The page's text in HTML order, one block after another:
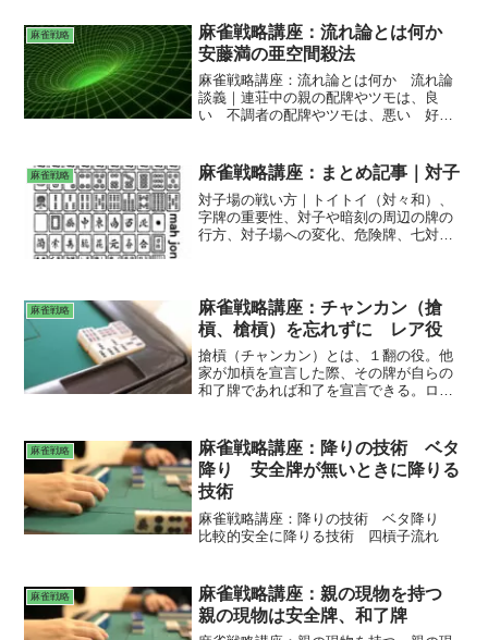
麻雀戦略
麻雀戦略講座：流れ論とは何か
安藤満の亜空間殺法
麻雀戦略講座：流れ論とは何か 流れ論
談義｜連荘中の親の配牌やツモは、良
い 不調者の配牌やツモは、悪い 好調
れがあるのは、多くの人が感じている
日本プロ麻雀連盟所属の故安藤満プロの
亜空間殺法
麻雀戦略 麻雀戦略講座：まとめ記事｜対子
対子場の戦い方｜トイトイ（対々和）、
字牌の重要性、対子や暗刻の周辺の牌の
行方、対子場への変化、危険牌、七対子
切り方、赤ドラの受入の優先順位｜ドラ
が手牌に対子の場合、対子や暗刻の周辺
の牌の行方、対子場への変化、対子場の
読み方 トイトイ（対々和）、対子場の危
険牌、土田浩翔、トイツ王子、ほんまり
う、麻雀激闘録3/4
麻雀戦略
麻雀戦略講座：チャンカン（搶
槓、槍槓）を忘れずに レア役
搶槓（チャンカン）とは、１翻の役。他
家が加槓を宣言した際、その牌が自らの
和了牌であれば和了を宣言できる。ロン
麻雀戦略
麻雀戦略講座：降りの技術 ベタ
降り 安全牌が無いときに降りる
技術
麻雀戦略講座：降りの技術 ベタ降り
比較的安全に降りる技術 四槓子流れ
麻雀戦略
麻雀戦略講座：親の現物を持つ
親の現物は安全牌、和了牌